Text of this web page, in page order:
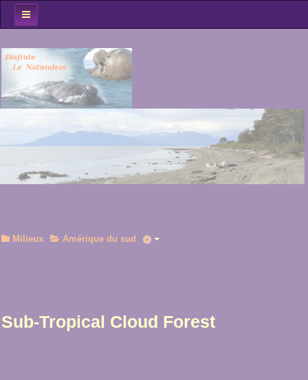
Spots Obs
Oiseaux
Mammifères
Milieux
Milieux Amérique du sud
Sub-Tropical Cloud Forest